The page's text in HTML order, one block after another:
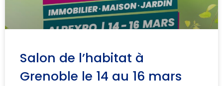
Salon de l’habitat à
Grenoble le 14 au 16 mars